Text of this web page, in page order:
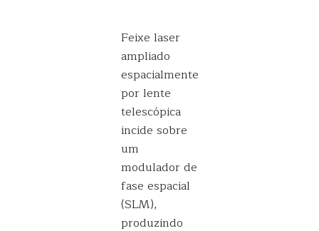
Feixe laser
ampliado
espacialmente
por lente
telescópica
incide sobre
um
modulador de
fase espacial
(SLM),
produzindo